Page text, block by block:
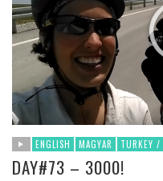
ENGLISH MAGYAR TURKEY /
DAY#73 – 3000!